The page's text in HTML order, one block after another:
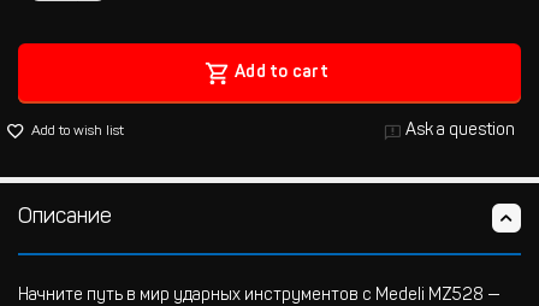
Add to cart
Add to wish list Ask a question
Описание
Начните путь в мир ударных инструментов с Medeli MZ528 —